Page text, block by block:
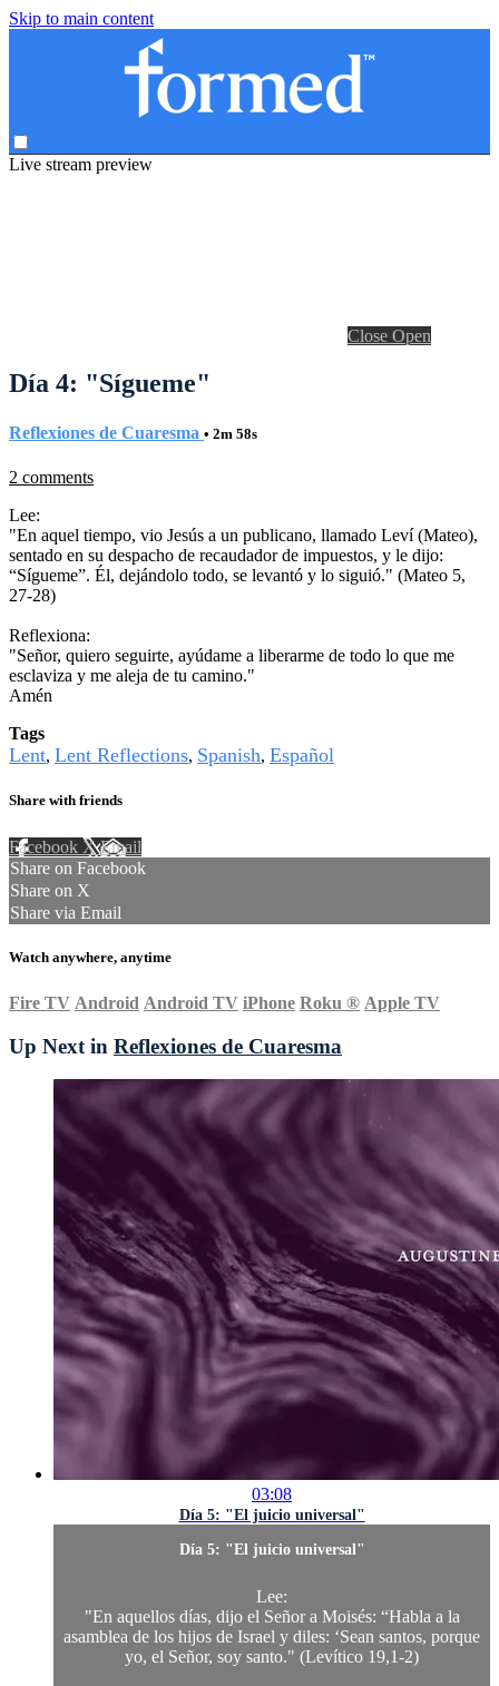
Skip to main content
Live stream preview
Close Open
Día 4: "Sígueme"
Reflexiones de Cuaresma • 2m 58s
2 comments
Lee:
"En aquel tiempo, vio Jesús a un publicano, llamado Leví (Mateo),
sentado en su despacho de recaudador de impuestos, y le dijo:
“Sígueme”. Él, dejándolo todo, se levantó y lo siguió." (Mateo 5,
27-28)
Reflexiona:
"Señor, quiero seguirte, ayúdame a liberarme de todo lo que me
esclaviza y me aleja de tu camino."
Amén
Tags
Lent, Lent Reflections, Spanish, Español
Share with friends
Facebook XEmail
Share on Facebook
Share on X
Share via Email
Watch anywhere, anytime
Fire TV Android Android TV iPhone Roku ® Apple TV
Up Next in Reflexiones de Cuaresma
03:08
Día 5: "El juicio universal"
Día 5: "El juicio universal"
Lee:
"En aquellos días, dijo el Señor a Moisés: “Habla a la
asamblea de los hijos de Israel y diles: ‘Sean santos, porque
yo, el Señor, soy santo." (Levítico 19,1-2)